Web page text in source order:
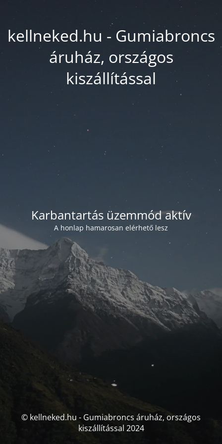
kellneked.hu - Gumiabroncs
áruház, országos
kiszállítással
Karbantartás üzemmód aktív
A honlap hamarosan elérhető lesz
© kellneked.hu - Gumiabroncs áruház, országos
kiszállítással 2024